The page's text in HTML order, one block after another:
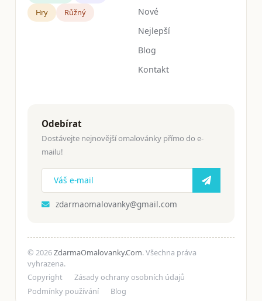
Hry
Růžný
Nové
Nejlepší
Blog
Kontakt
Odebírat
Dostávejte nejnovější omalovánky přímo do e-
mailu!
zdarmaomalovanky@gmail.com
© 2026ZdarmaOmalovanky.Com. Všechna práva
vyhrazena.
Copyright
Zásady ochrany osobních údajů
Podmínky používání
Blog